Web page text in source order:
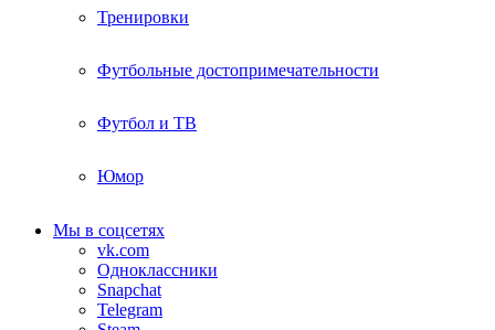
Тренировки
Футбольные достопримечательности
Футбол и ТВ
Юмор
Мы в соцсетях
vk.com
Одноклассники
Snapchat
Telegram